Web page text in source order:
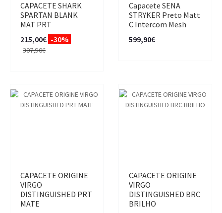
CAPACETE SHARK
SPARTAN BLANK
MAT PRT
215,00€ -30%
307,90€
Capacete SENA
STRYKER Preto Matt
C Intercom Mesh
599,90€
CAPACETE ORIGINE
VIRGO
DISTINGUISHED PRT
MATE
CAPACETE ORIGINE
VIRGO
DISTINGUISHED BRC
BRILHO